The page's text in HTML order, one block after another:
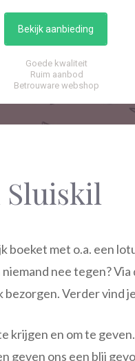
Bekijk aanbieding
Goede kwaliteit
Ruim aanbod
Betrouware webshop
Sluiskil
boeket met o.a. een
nee tegen?
Verder vind
krijgen en om te geven.
geven ons een blij